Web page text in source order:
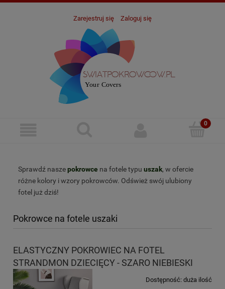
Zarejestruj się Zaloguj się
Sprawdź naszepokrowce na fotele typu uszak, w ofercie
różne kolory i wzory pokrowców. Odśwież swój ulubiony
fotel już dziś!
Pokrowce na fotele uszaki
ELASTYCZNY POKROWIEC NA FOTEL
STRANDMON DZIECIĘCY - SZARO NIEBIESKI
Dostępność: duża ilość